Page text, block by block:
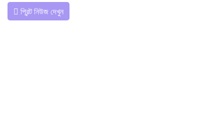
প্রিন্ট নিউজ দেখুন